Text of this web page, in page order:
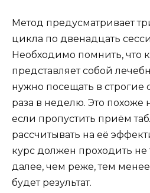
Метод предусматривает
цикла по двенадцать
Необходимо помнить, что
представляет собой
нужно посещать в
раза в неделю. Это похоже
если пропустить приём
рассчитывать на её
курс должен проходить не
далее, чем реже, тем
будет результат.